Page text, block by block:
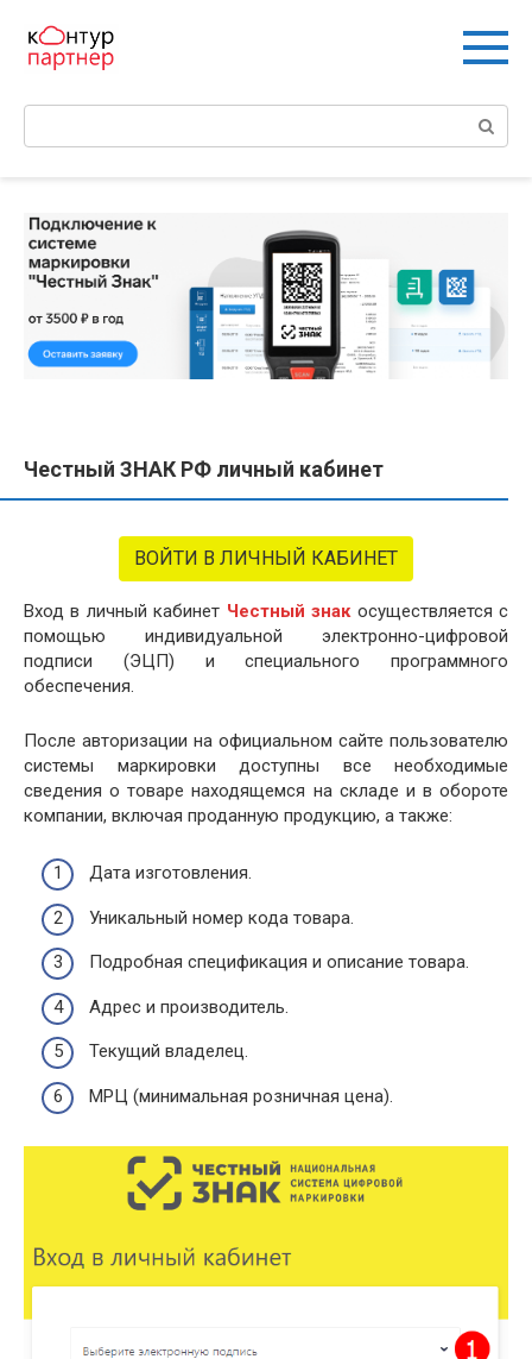
контенту
Поиск:
Честный ЗНАК РФ личный кабинет
ВОЙТИ В ЛИЧНЫЙ КАБИНЕТ
Вход в личный кабинет Честный знакосуществляется с
помощью индивидуальной электронно-цифровой
подписи (ЭЦП) и специального программного
обеспечения.
После авторизации на официальном сайте пользователю
системы маркировки доступны все необходимые
сведения о товаре находящемся на складе и в обороте
компании, включая проданную продукцию, а также:
Дата изготовления.
Уникальный номер кода товара.
Подробная спецификация и описание товара.
Адрес и производитель.
Текущий владелец.
МРЦ (минимальная розничная цена).